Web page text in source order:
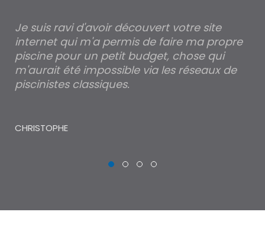
Je suis ravi d'avoir découvert votre site
internet qui m'a permis de faire ma propre
piscine pour un petit budget, chose qui
m'aurait été impossible via les réseaux de
piscinistes classiques.
CHRISTOPHE